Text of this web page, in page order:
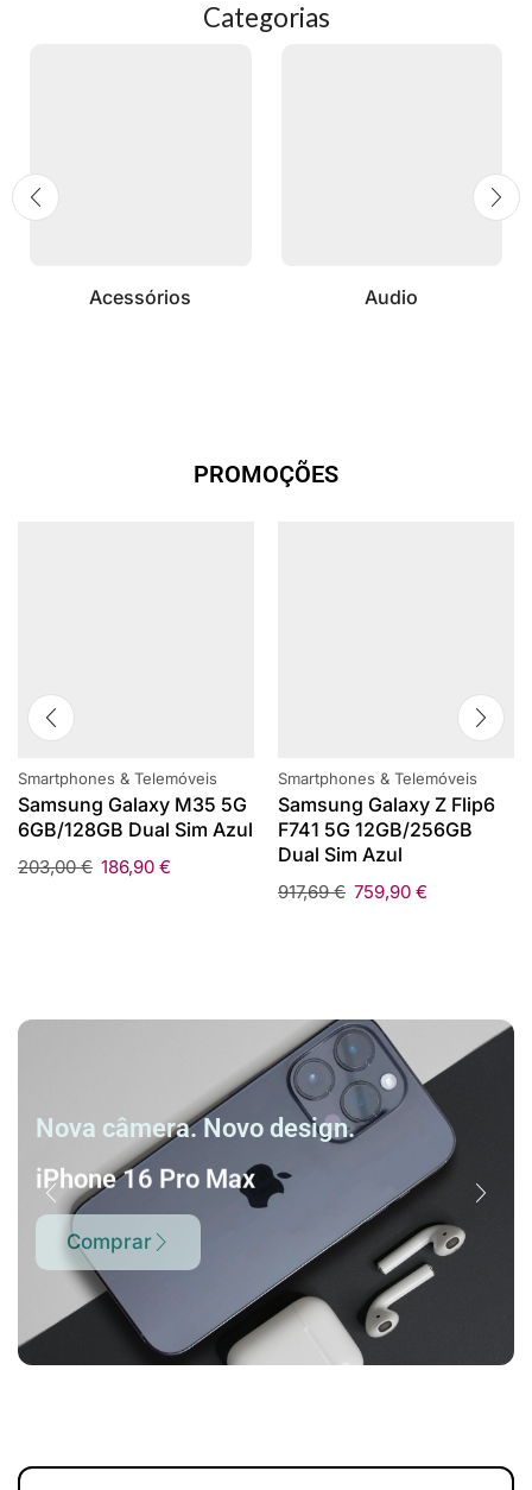
Categorias
Acessórios Audio
PROMOÇÕES
Smartphones & Telemóveis
Samsung Galaxy M35 5G
6GB/128GB Dual Sim Azul
203,00€ 186,90 €
Smartphones & Telemóveis
Samsung Galaxy Z Flip6
F741 5G 12GB/256GB
Dual Sim Azul
917,69€ 759,90 €
Nova câmera. Novo design.
iPhone 16 Pro Max
Comprar